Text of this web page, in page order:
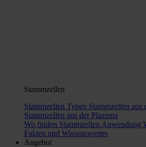
Stammzellen
Stammzellen Typen Stammzellen aus
Stammzellen aus der Plazenta
Wo finden Stammzellen Anwendung
Fakten und Wissenswertes
Angebot